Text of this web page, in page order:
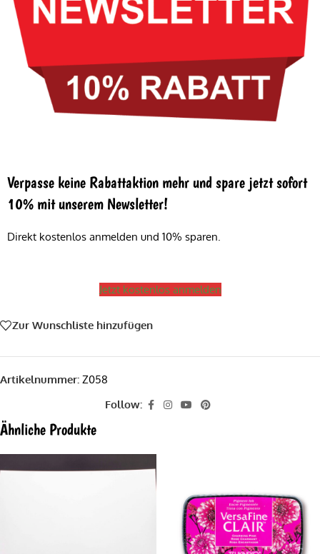
Verpasse keine Rabattaktion mehr und spare jetzt sofort
10% mit unserem Newsletter!
Direkt kostenlos anmelden und 10% sparen.
Jetzt kostenlos anmelden
Zur Wunschliste hinzufügen
Artikelnummer: Z058
Follow:
Ähnliche Produkte